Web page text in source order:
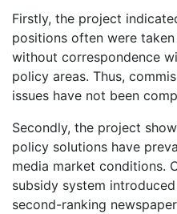
Firstly, the project
positions often were
without correspondence
policy areas. Thus,
issues have not been
Secondly, the project
policy solutions have
media market conditions.
subsidy system
second-ranking